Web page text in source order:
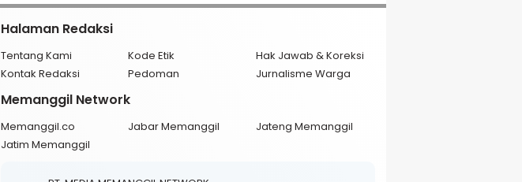
Halaman Redaksi
Tentang Kami Kode Etik
Hak Jawab & Koreksi
Kontak Redaksi
Pedoman Jurnalisme Warga
Memanggil Network
Memanggil.co Jabar Memanggil
Jateng Memanggil
Jatim Memanggil